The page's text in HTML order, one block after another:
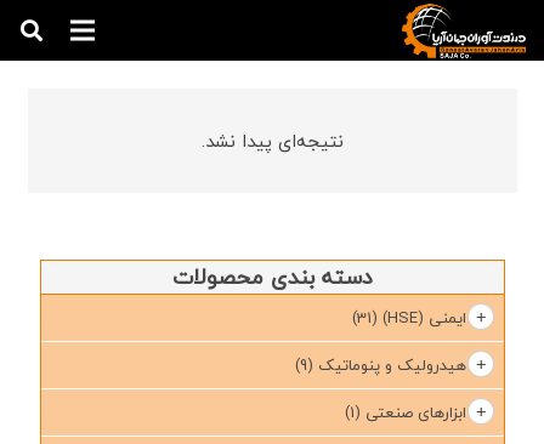
نتیجه‌ای پیدا نشد.
دسته بندی محصولات
ایمنی (HSE)
(31)
هیدرولیک و پنوماتیک (9)
ابزارهای صنعتی (1)